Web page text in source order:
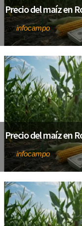
Precio del maíz en
Porinfocampo
Precio del maíz en
Porinfocampo